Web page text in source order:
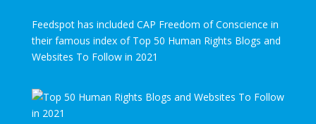
Feedspot has included CAP Freedom of Conscience in
their famous index of Top 50 Human Rights Blogs and
Websites To Follow in 2021